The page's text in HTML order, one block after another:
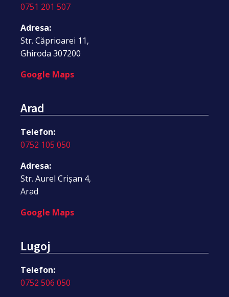
0751 201 507
Adresa:
Str. Căprioarei 11,
Ghiroda 307200
Google Maps
Arad
Telefon:
0752 105 050
Adresa:
Str. Aurel Crișan 4,
Arad
Google Maps
Lugoj
Telefon:
0752 506 050